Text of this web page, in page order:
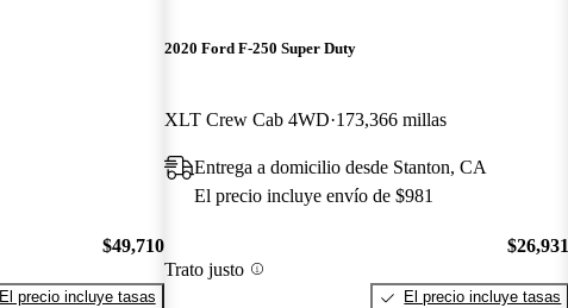
$49,710
El precio incluye tasas
2020 Ford F-250 Super Duty
XLT Crew Cab 4WD 173,366 millas
Entrega a domicilio desde Stanton, CA
El precio incluye envío de $981
Trato justo
$26,931
El precio incluye tasas